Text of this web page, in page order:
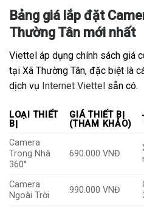
Bảng giá lắp đặt
Thường Tân mới nhất
Viettel áp dụng chính sách giá
tại Xã Thường Tân, đặc biệt là
dịch vụ Internet Viettel sẵn có.
LOẠI THIẾT
BỊ
GIÁ THIẾT BỊ
(THAM KHẢO)
Camera
Trong Nhà
360°
690.000 VNĐ
Camera
Ngoài Trời
990.000 VNĐ